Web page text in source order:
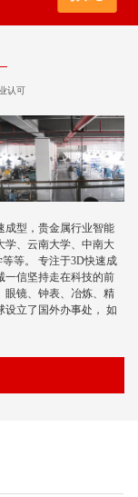
认可
成型，贵金属行业智能
学、云南大学、中南大
等。 专注于3D快速成
一信坚持走在科技的前
眼镜、钟表、冶炼、精
设立了国外办事处， 如